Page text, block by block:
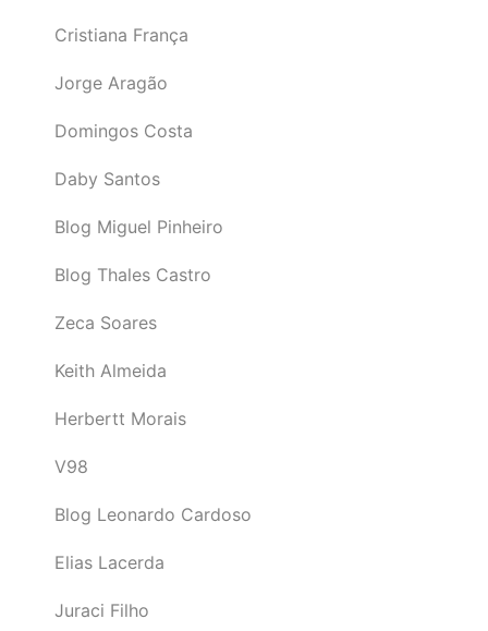
Cristiana França
Jorge Aragão
Domingos Costa
Daby Santos
Blog Miguel Pinheiro
Blog Thales Castro
Zeca Soares
Keith Almeida
Herbertt Morais
V98
Blog Leonardo Cardoso
Elias Lacerda
Juraci Filho